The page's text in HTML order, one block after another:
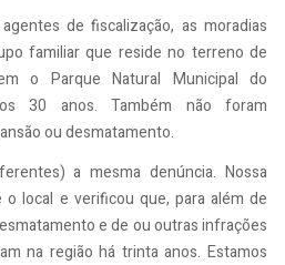
de fiscalização, as moradias
familiar que reside no terreno de
o Parque Natural Municipal do
30 anos. Também não foram
ou desmatamento.
a mesma denúncia. Nossa
local e verificou que, para além de
e de ou outras infrações
na região há trinta anos. Estamos